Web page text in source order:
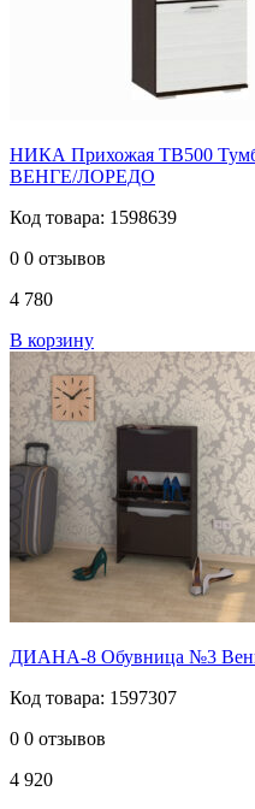
НИКА Прихожая ТВ500
ВЕНГЕ/ЛОРЕДО
Код товара: 1598639
0 0 отзывов
4 780
В корзину
ДИАНА-8 Обувница №3
Код товара: 1597307
0 0 отзывов
4 920